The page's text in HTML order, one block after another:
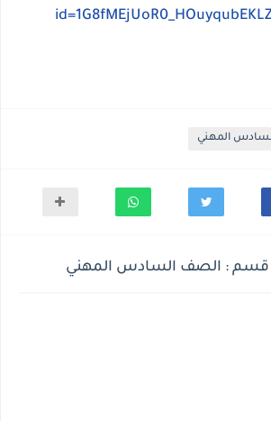
المهني
قسم : الصف السادس المهني